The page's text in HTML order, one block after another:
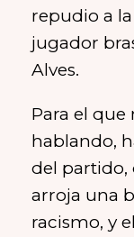
repudio a
jugador
Alves.
Para el que
hablando,
del partido,
arroja una
racismo, y